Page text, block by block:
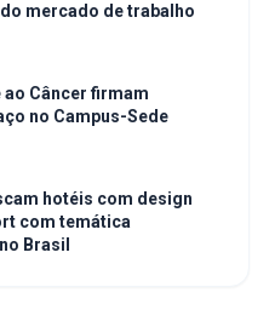
mercado de trabalho
ao Câncer firmam
no Campus-Sede
hotéis com design
com temática
Brasil